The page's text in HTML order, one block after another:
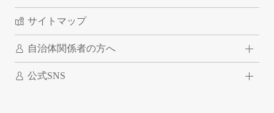
サイトマップ
自治体関係者の方へ
公式SNS